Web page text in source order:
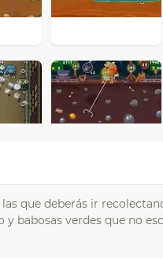
que deberás ir
y babosas verdes que no